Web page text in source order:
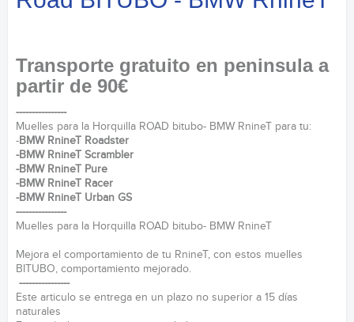
Transporte gratuito en peninsula a
partir de 90€
----------------
Muelles para la Horquilla ROAD bitubo- BMW RnineT para tu:
-BMW RnineT Roadster
-BMW RnineT Scrambler
-BMW RnineT Pure
-BMW RnineT Racer
-BMW RnineT Urban GS
----------------
Muelles para la Horquilla ROAD bitubo- BMW RnineT
Mejora el comportamiento de tu RnineT, con estos muelles
BITUBO, comportamiento mejorado.
----------------
Este articulo se entrega en un plazo no superior a 15 días
naturales